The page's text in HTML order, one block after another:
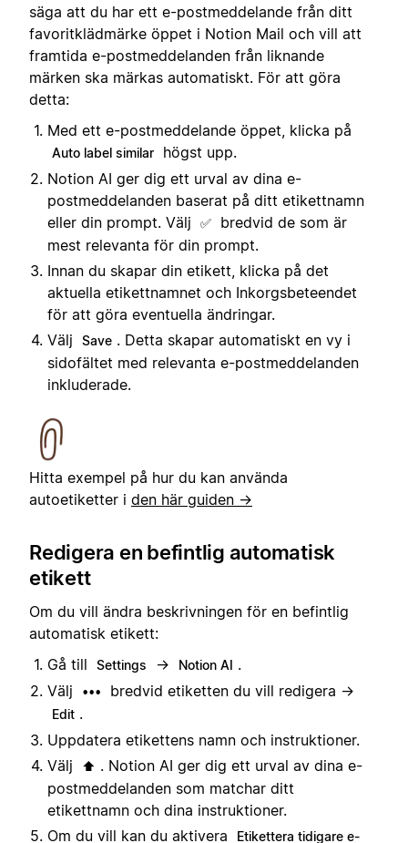
säga att du har ett e-postmeddelande från ditt
favoritklädmärke öppet i Notion Mail och vill att
framtida e-postmeddelanden från liknande
märken ska märkas automatiskt. För att göra
detta:
Med ett e-postmeddelande öppet, klicka på
Auto label similar
högst upp.
Notion AI ger dig ett urval av dina e-
postmeddelanden baserat på ditt etikettnamn
eller din prompt. Välj
✅
bredvid de som är
mest relevanta för din prompt.
Innan du skapar din etikett, klicka på det
aktuella etikettnamnet och Inkorgsbeteendet
för att göra eventuella ändringar.
Välj
Save . Detta skapar automatiskt en vy i
sidofältet med relevanta e-postmeddelanden
inkluderade.
Hitta exempel på hur du kan använda
autoetiketter i den här guiden →
Redigera en befintlig automatisk
etikett
Om du vill ändra beskrivningen för en befintlig
automatisk etikett:
Gå till
Settings → Notion AI .
Välj
••• bredvid etiketten du vill redigera →
Edit .
Uppdatera etikettens namn och instruktioner.
Välj
⬆️ . Notion AI ger dig ett urval av dina e-
postmeddelanden som matchar ditt
etikettnamn och dina instruktioner.
Om du vill kan du aktivera
Etikettera tidigare e-